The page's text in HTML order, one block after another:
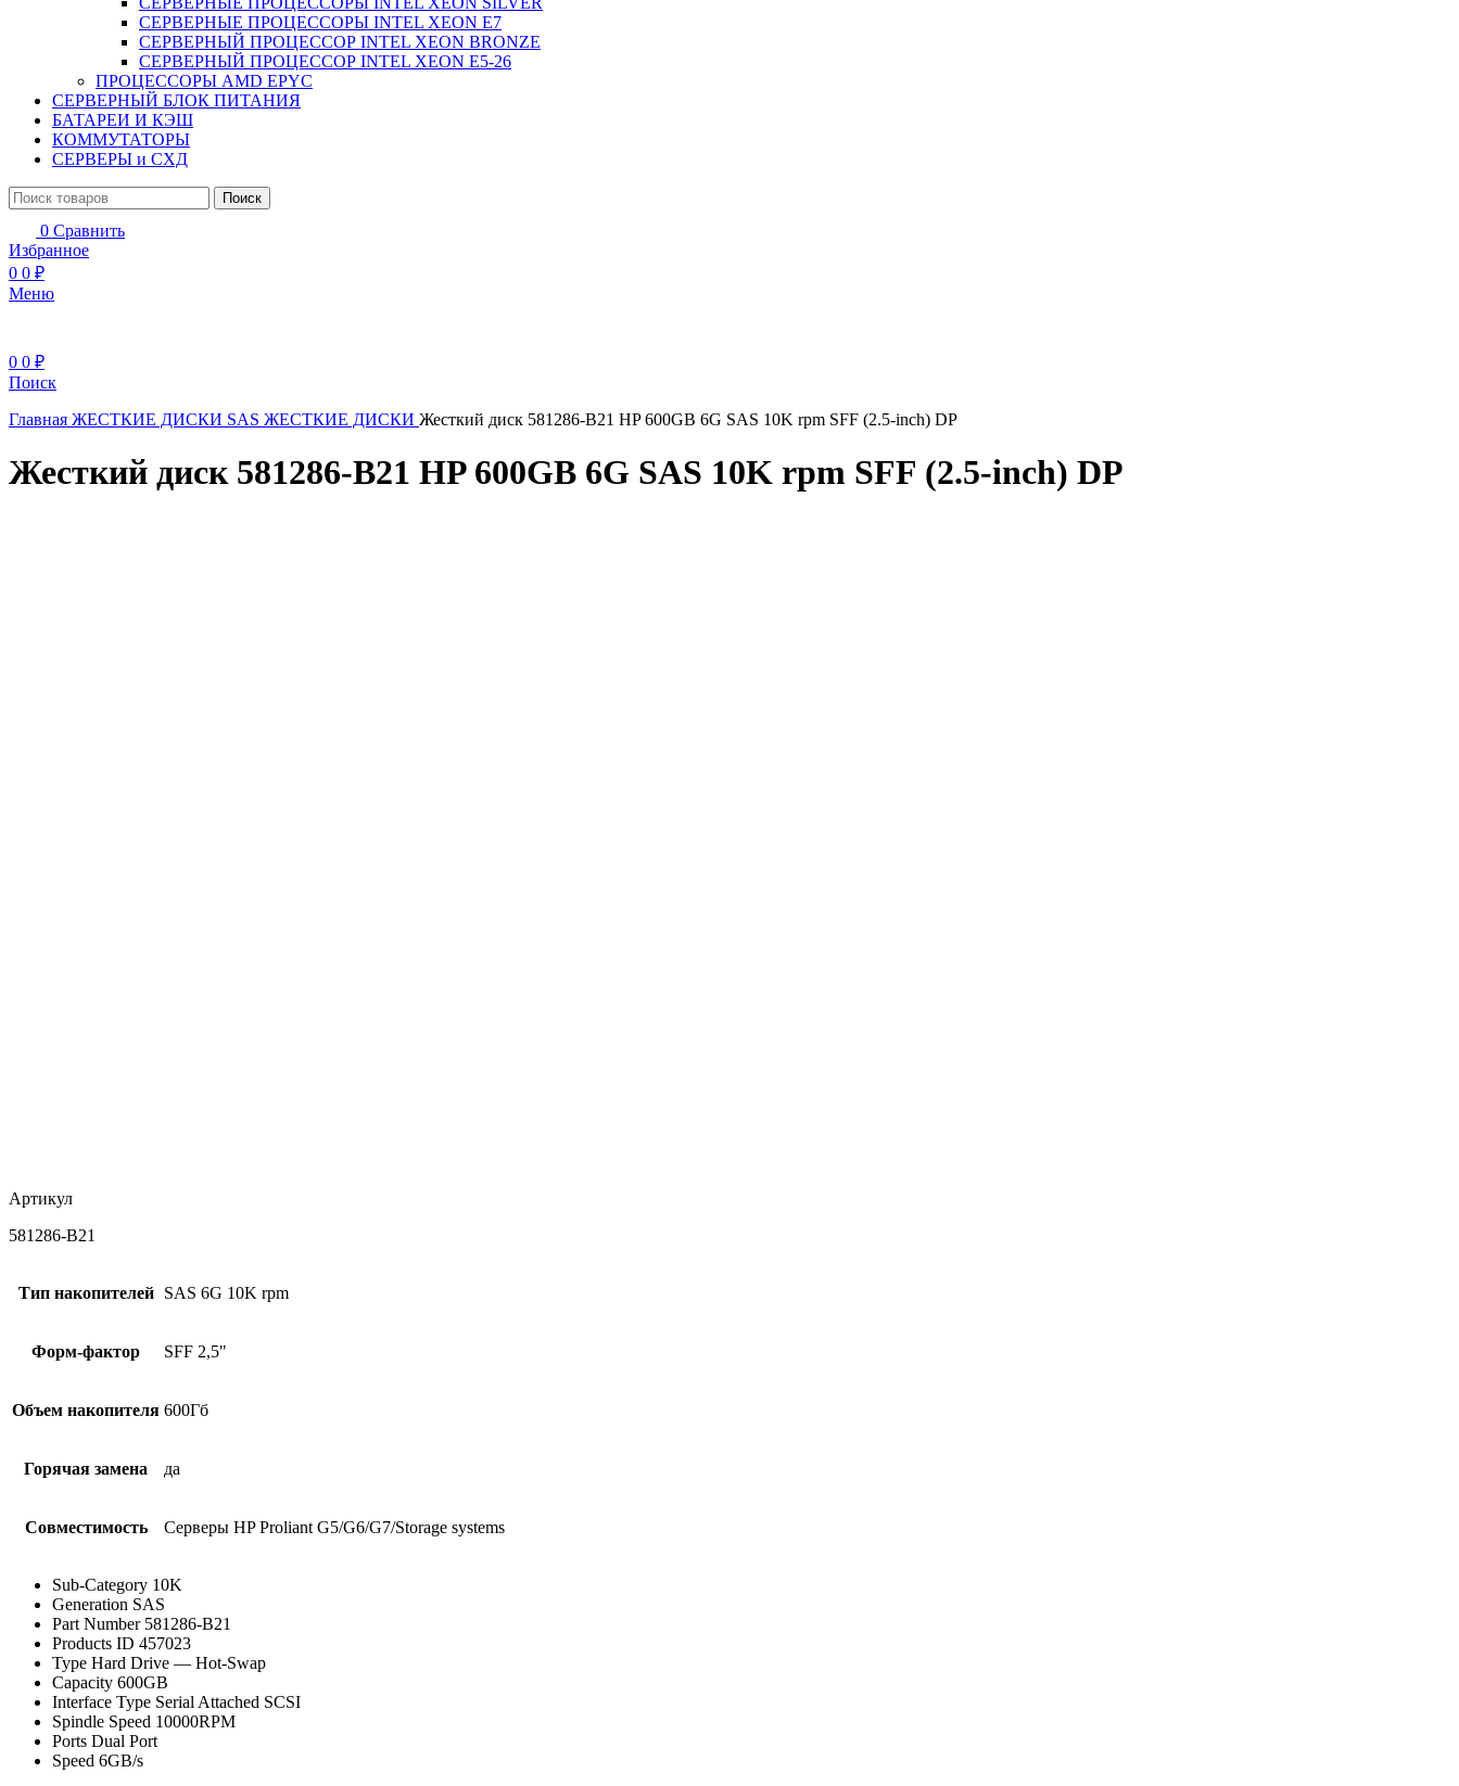
СЕРВЕРНЫЕ ПРОЦЕССОРЫ INTEL XEON Е7
СЕРВЕРНЫЙ ПРОЦЕССОР INTEL XEON BRONZE
СЕРВЕРНЫЙ ПРОЦЕССОР INTEL XEON Е5-26
ПРОЦЕССОРЫ AMD EPYC
СЕРВЕРНЫЙ БЛОК ПИТАНИЯ
БАТАРЕИ И КЭШ
КОММУТАТОРЫ
СЕРВЕРЫ и СХД
Поиск
0 Сравнить
Избранное
0 0 ₽
Меню
0 0 ₽
Поиск
Главная ЖЕСТКИЕ ДИСКИ SAS ЖЕСТКИЕ ДИСКИ Жесткий диск 581286-B21 HP 600GB 6G SAS 10K rpm SFF (2.5-inch) DP
Жесткий диск 581286-B21 HP 600GB 6G SAS 10K rpm SFF (2.5-inch) DP
Артикул
581286-B21
Тип накопителей SAS 6G 10K rpm
Форм-фактор SFF 2,5"
Объем накопителя 600Гб
Горячая замена да
Совместимость Серверы HP Proliant G5/G6/G7/Storage systems
Sub-Category 10K
Generation SAS
Part Number 581286-B21
Products ID 457023
Type Hard Drive — Hot-Swap
Capacity 600GB
Interface Type Serial Attached SCSI
Spindle Speed 10000RPM
Ports Dual Port
Speed 6GB/s